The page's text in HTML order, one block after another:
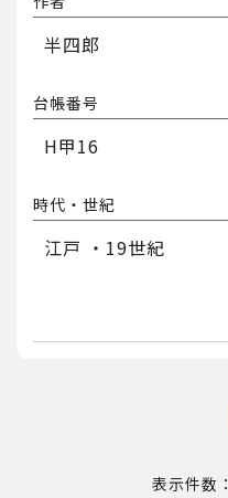
半四郎
台帳番号
H甲16
時代・世紀
江戸 ・19世紀
表示件数：